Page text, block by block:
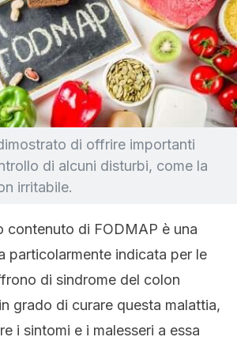
di offrire importanti
di alcuni disturbi, come la
irritabile.
contenuto di FODMAP è una
particolarmente indicata per le
di sindrome del colon
grado di curare questa malattia,
i sintomi e i malesseri a essa